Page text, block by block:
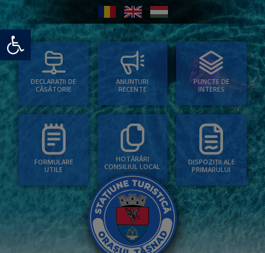
Deschide bara de unelte
DECLARAȚII DE
CĂSĂTORIE
ANUNȚURI
RECENTE
PUNCTE DE
INTERES
FORMULARE
UTILE
HOTĂRÂRI
CONSILIUL LOCAL
DISPOZIȚII ALE
PRIMARULUI